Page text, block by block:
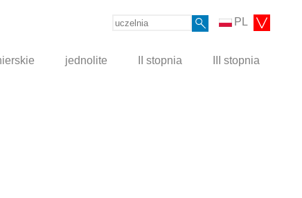
PL
jednolite II stopnia III stopnia